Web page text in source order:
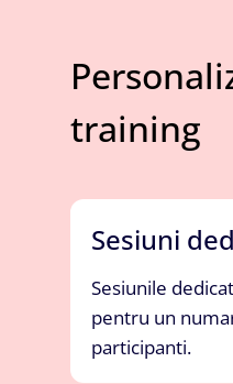
training
Sesiuni
Sesiunile
pentru un
participanti.